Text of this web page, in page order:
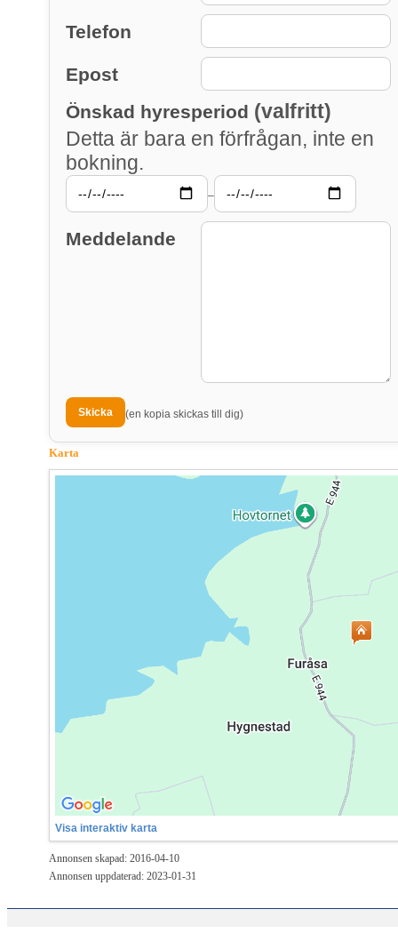
Telefon
Epost
Önskad hyresperiod (valfritt)
Detta är bara en förfrågan, inte en
bokning.
–
Meddelande
(en kopia skickas till dig)
Karta
Visa interaktiv karta
Annonsen skapad: 2016-04-10
Annonsen uppdaterad: 2023-01-31